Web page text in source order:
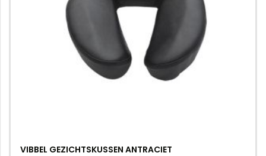
VIBBEL GEZICHTSKUSSEN ANTRACIET